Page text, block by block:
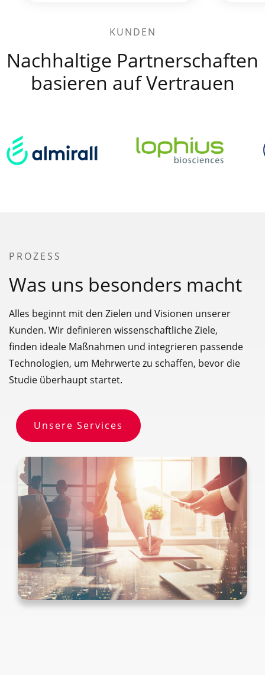
KUNDEN
Nachhaltige Partnerschaften
basieren auf Vertrauen
PROZESS
Was uns besonders macht
Alles beginnt mit den Zielen und Visionen unserer
Kunden. Wir definieren wissenschaftliche Ziele,
finden ideale Maßnahmen und integrieren passende
Technologien, um Mehrwerte zu schaffen, bevor die
Studie überhaupt startet.
Unsere Services